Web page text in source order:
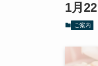
1月
ご案内